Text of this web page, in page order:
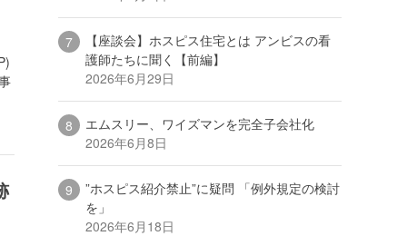
【座談会】ホスピス住宅とは アンビスの看
護師たちに聞く【前編】
2026年6月29日
エムスリー、ワイズマンを完全子会社化
2026年6月8日
”ホスピス紹介禁止”に疑問 「例外規定の検討
を」
2026年6月18日